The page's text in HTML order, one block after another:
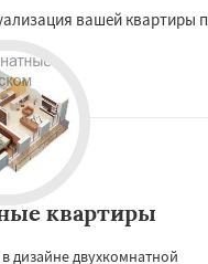
вашей квартиры
квартиры
дизайне двухкомнатной